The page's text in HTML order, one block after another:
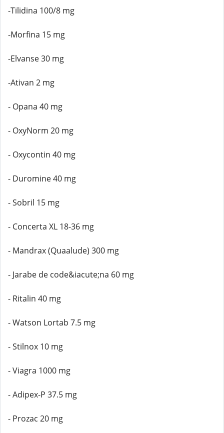
-Tilidina 100/8 mg
-Morfina 15 mg
-Elvanse 30 mg
-Ativan 2 mg
- Opana 40 mg
- OxyNorm 20 mg
- Oxycontin 40 mg
- Duromine 40 mg
- Sobril 15 mg
- Concerta XL 18-36 mg
- Mandrax (Quaalude) 300 mg
- Jarabe de code&iacute;na 60 mg
- Ritalin 40 mg
- Watson Lortab 7.5 mg
- Stilnox 10 mg
- Viagra 1000 mg
- Adipex-P 37.5 mg
- Prozac 20 mg